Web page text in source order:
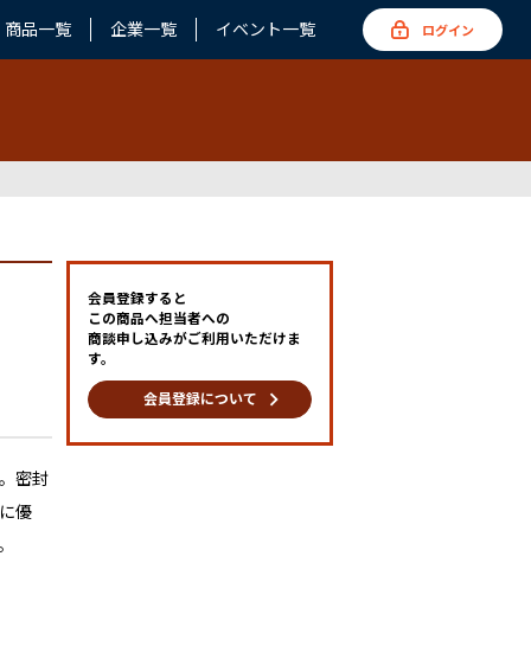
商品一覧 企業一覧 イベント一覧 ログイン
密封
優
会員登録すると
この商品へ担当者への
商談申し込みがご利用いただけま
す。
会員登録について keyboard_arrow_right